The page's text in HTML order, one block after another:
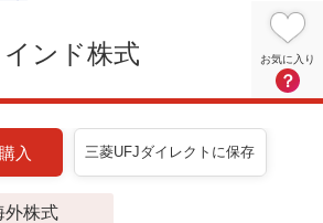
お気に入り
？
インド株式
入 三菱UFJダイレクトに保存
外株式